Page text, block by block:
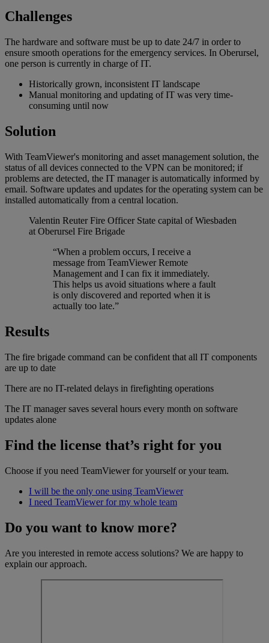
Challenges
The hardware and software must be up to date 24/7 in order to
ensure smooth operations for the emergency services. In Oberursel,
one person is currently in charge of IT.
Historically grown, inconsistent IT landscape
Manual monitoring and updating of IT was very time-
consuming until now
Solution
With TeamViewer's monitoring and asset management solution, the
status of all devices connected to the VPN can be monitored; if
problems are detected, the IT manager is automatically informed by
email. Software updates and updates for the operating system can be
installed automatically from a central location.
Valentin Reuter Fire Officer State capital of Wiesbaden
at Oberursel Fire Brigade
“When a problem occurs, I receive a
message from TeamViewer Remote
Management and I can fix it immediately.
This helps us avoid situations where a fault
is only discovered and reported when it is
actually too late.”
Results
The fire brigade command can be confident that all IT components
are up to date
There are no IT-related delays in firefighting operations
The IT manager saves several hours every month on software
updates alone
Find the license that’s right for you
Choose if you need TeamViewer for yourself or your team.
I will be the only one using TeamViewer
I need TeamViewer for my whole team
Do you want to know more?
Are you interested in remote access solutions? We are happy to
explain our approach.